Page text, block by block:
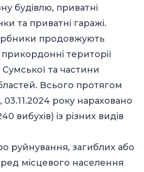
будівлю, приватні
та приватні гаражі.
продовжують
території
Сумської та частини
Всього протягом
року нараховано
вибухів) із різних видів
руйнування, загиблих або
місцевого населення